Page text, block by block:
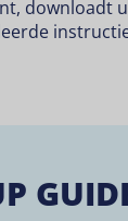
downloadt